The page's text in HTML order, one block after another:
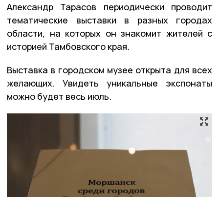
Александр Тарасов периодически проводит
тематические выставки в разных городах
области, на которых он знакомит жителей с
историей Тамбовского края.
Выставка в городском музее открыта для всех
желающих. Увидеть уникальные экспонаты
можно будет весь июль.